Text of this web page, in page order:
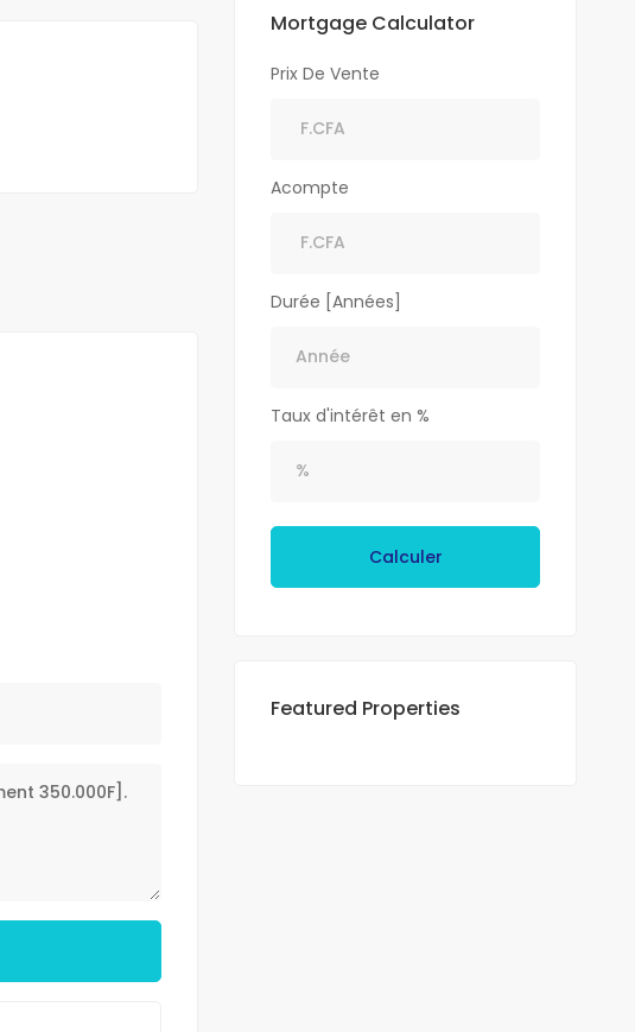
Mortgage Calculator
Prix De Vente
Acompte
Durée [Années]
Taux d'intérêt en %
Calculer
Featured Properties